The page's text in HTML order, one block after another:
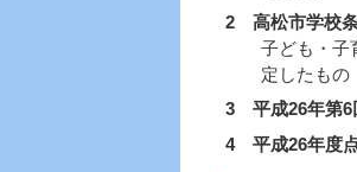
2 高松市学校条
子ども・子育
定したもの
3 平成26年第6
4 平成26年度点